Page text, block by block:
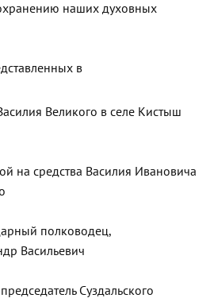
наших духовных
в
Великого в селе Кистыш
на средства Василия Ивановича
полководец,
Васильевич
Суздальского